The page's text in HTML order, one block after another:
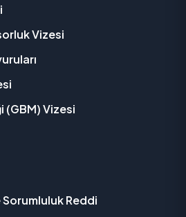
Vizesi
(GBM) Vizesi
Sorumluluk Reddi